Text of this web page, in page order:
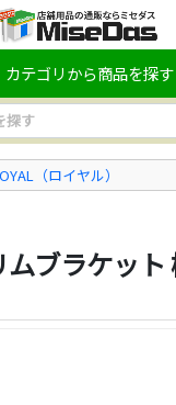
カテゴリから商品を探す
（ロイヤル）
ムブラケット